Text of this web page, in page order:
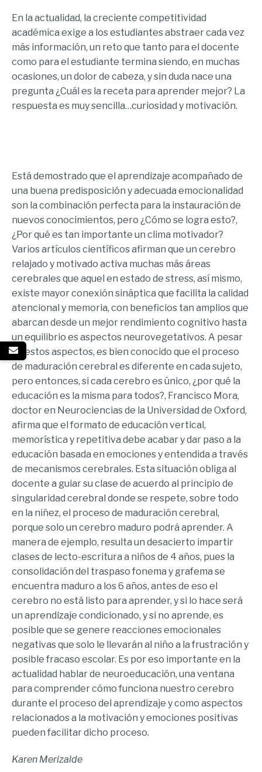
En la actualidad, la creciente competitividad
académica exige a los estudiantes abstraer cada vez
más información, un reto que tanto para el docente
como para el estudiante termina siendo, en muchas
ocasiones, un dolor de cabeza, y sin duda nace una
pregunta ¿Cuál es la receta para aprender mejor? La
respuesta es muy sencilla…curiosidad y motivación.
Está demostrado que el aprendizaje acompañado de
una buena predisposición y adecuada emocionalidad
son la combinación perfecta para la instauración de
nuevos conocimientos, pero ¿Cómo se logra esto?,
¿Por qué es tan importante un clima motivador?
Varios artículos científicos afirman que un cerebro
relajado y motivado activa muchas más áreas
cerebrales que aquel en estado de stress, así mismo,
existe mayor conexión sináptica que facilita la calidad
atencional y memoria, con beneficios tan amplios que
abarcan desde un mejor rendimiento cognitivo hasta
un equilibrio es aspectos neurovegetativos. A pesar
de estos aspectos, es bien conocido que el proceso
de maduración cerebral es diferente en cada sujeto,
pero entonces, si cada cerebro es único, ¿por qué la
educación es la misma para todos?, Francisco Mora,
doctor en Neurociencias de la Universidad de Oxford,
afirma que el formato de educación vertical,
memorística y repetitiva debe acabar y dar paso a la
educación basada en emociones y entendida a través
de mecanismos cerebrales. Esta situación obliga al
docente a guiar su clase de acuerdo al principio de
singularidad cerebral donde se respete, sobre todo
en la niñez, el proceso de maduración cerebral,
porque solo un cerebro maduro podrá aprender. A
manera de ejemplo, resulta un desacierto impartir
clases de lecto-escritura a niños de 4 años, pues la
consolidación del traspaso fonema y grafema se
encuentra maduro a los 6 años, antes de eso el
cerebro no está listo para aprender, y si lo hace será
un aprendizaje condicionado, y si no aprende, es
posible que se genere reacciones emocionales
negativas que solo le llevarán al niño a la frustración y
posible fracaso escolar. Es por eso importante en la
actualidad hablar de neuroeducación, una ventana
para comprender cómo funciona nuestro cerebro
durante el proceso del aprendizaje y como aspectos
relacionados a la motivación y emociones positivas
pueden facilitar dicho proceso.
Karen Merizalde